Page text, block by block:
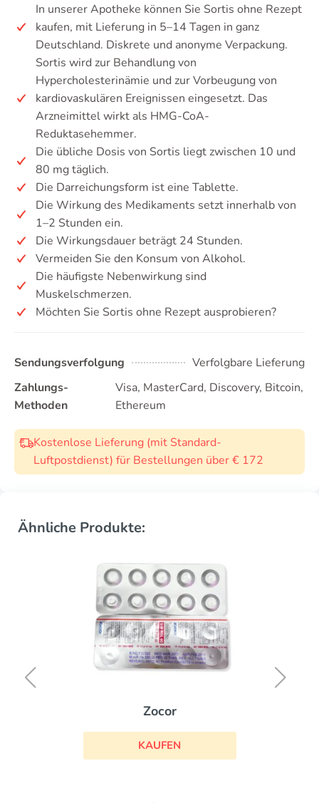
In unserer Apotheke können Sie Sortis ohne Rezept
kaufen, mit Lieferung in 5–14 Tagen in ganz
Deutschland. Diskrete und anonyme Verpackung.
Sortis wird zur Behandlung von
Hypercholesterinämie und zur Vorbeugung von
kardiovaskulären Ereignissen eingesetzt. Das
Arzneimittel wirkt als HMG-CoA-
Reduktasehemmer.
Die übliche Dosis von Sortis liegt zwischen 10 und
80 mg täglich.
Die Darreichungsform ist eine Tablette.
Die Wirkung des Medikaments setzt innerhalb von
1–2 Stunden ein.
Die Wirkungsdauer beträgt 24 Stunden.
Vermeiden Sie den Konsum von Alkohol.
Die häufigste Nebenwirkung sind
Muskelschmerzen.
Möchten Sie Sortis ohne Rezept ausprobieren?
Sendungsverfolgung
Verfolgbare Lieferung
Zahlungs-
Methoden
Visa, MasterCard, Discovery, Bitcoin,
Ethereum
Kostenlose Lieferung (mit Standard-
Luftpostdienst) für Bestellungen über € 172
Ähnliche Produkte:
Zocor
KAUFEN